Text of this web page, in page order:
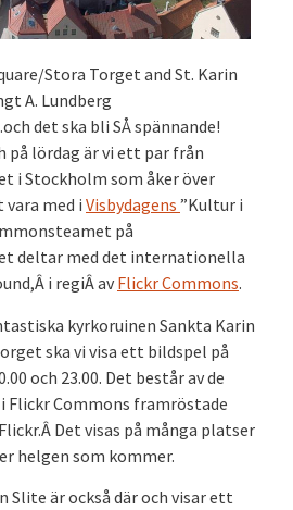
Stora Torget and St. Karin
A. Lundberg
det ska bli SÅ spännande!
på lördag är vi ett par från
i Stockholm som åker över
med i Visbydagens ”Kultur i
på
deltar med det internationella
i regiÂ av Flickr Commons.
kyrkoruinen Sankta Karin
ska vi visa ett bildspel på
och 23.00. Det består av de
Flickr Commons framröstade
Det visas på många platser
helgen som kommer.
Slite är också där och visar ett